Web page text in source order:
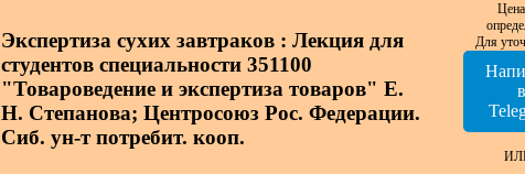
Экспертиза сухих завтраков : Лекция для
студентов специальности 351100
"Товароведение и экспертиза товаров" Е.
Н. Степанова; Центросоюз Рос. Федерации.
Сиб. ун-т потребит. кооп.
Для
в